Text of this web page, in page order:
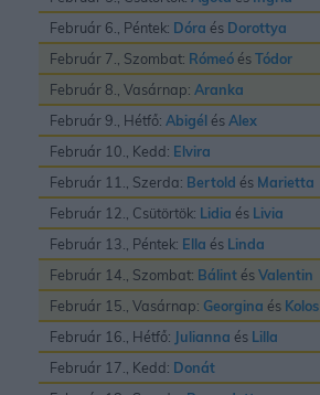
Február 6., Péntek: Dóra és Dorottya
Február 7., Szombat: Rómeó ésTódor
Február 8., Vasárnap: Aranka
Február 9., Hétfő: Abigél ésAlex
Február 10., Kedd: Elvira
Február 11., Szerda: Bertold és Marietta
Február 12., Csütörtök: Lidia és Livia
Február 13., Péntek: Ella és Linda
Február 14., Szombat: Bálint ésValentin
Február 15., Vasárnap: Georgina és Kolos
Február 16., Hétfő: Julianna és Lilla
Február 17., Kedd: Donát